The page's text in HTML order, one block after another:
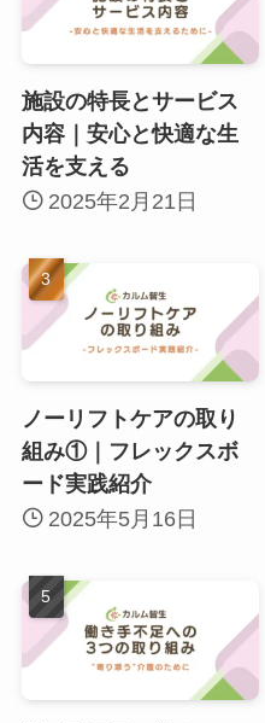
施設の特長とサービス
内容｜安心と快適な生
活を支える
2025年2月21日
ノーリフトケアの取り
組み①｜フレックスボ
ード実践紹介
2025年5月16日